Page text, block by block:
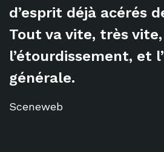
d’esprit déjà acérés
Tout va vite, très vite,
l’étourdissement, et
générale.
Sceneweb